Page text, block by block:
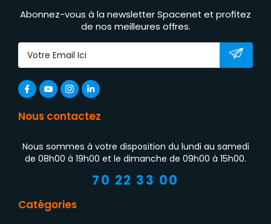
Abonnez-vous à la newsletter Spacenet et profitez
de nos meilleures offres.
Nous contactez
Nous sommes à votre disposition du lundi au samedi
de 08h00 à 19h00 et le dimanche de 09h00 à 15h00.
70 22 33 00
Catégories